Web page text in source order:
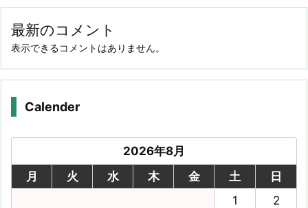
最新のコメント
表示できるコメントはありません。
Calender
2026年8月
月
火 水 木 金 土
日
1
2